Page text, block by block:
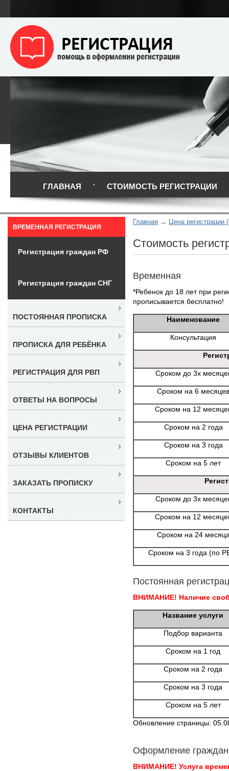
ГЛАВНАЯ СТОИМОСТЬ РЕГИСТРАЦИИ
Главная Цена регистрации
Стоимость
Временная
*Ребенок до 18 лет при
прописывается бесплатно!
Наименование
Консультация
Сроком до 3х
Сроком на 6 месяцев
Сроком на 12
Сроком на 2 года
Сроком на 3 года
Сроком на 5 лет
Сроком до 3х
Сроком на 12
Сроком на 24
Сроком на 3 года (по
Постоянная
ВНИМАНИЕ! Наличие
Название услуги
Подбор варианта
Сроком на 1 год
Сроком на 2 года
Сроком на 3 года
Сроком на 5 лет
Обновление страницы:
Оформление
ВНИМАНИЕ! Услуга
ВРЕМЕННАЯ РЕГИСТРАЦИЯ
Регистрация граждан РФ
Регистрация граждан СНГ
ПОСТОЯННАЯ ПРОПИСКА
ПРОПИСКА ДЛЯ РЕБЁНКА
РЕГИСТРАЦИЯ ДЛЯ РВП
ОТВЕТЫ НА ВОПРОСЫ
ЦЕНА РЕГИСТРАЦИИ
ОТЗЫВЫ КЛИЕНТОВ
ЗАКАЗАТЬ ПРОПИСКУ
КОНТАКТЫ